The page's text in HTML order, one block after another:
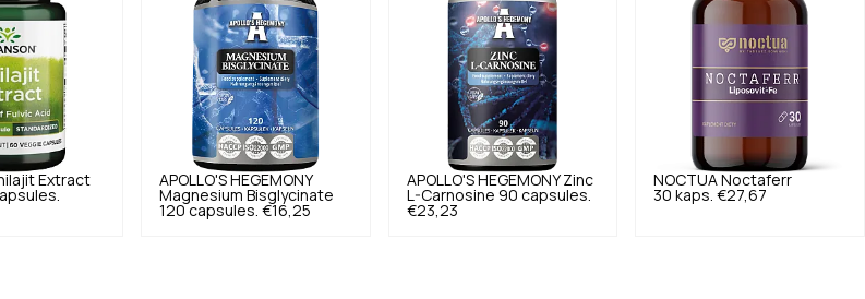
Extract
APOLLO'S HEGEMONY
Magnesium Bisglycinate
120 capsules. €16,25
APOLLO'S HEGEMONY Zinc
L-Carnosine 90 capsules.
€23,23
NOCTUA Noctaferr
30 kaps. €27,67